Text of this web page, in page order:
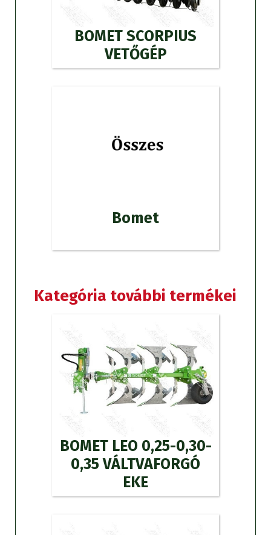
BOMET SCORPIUS
VETŐGÉP
Bomet
Kategória további termékei
BOMET LEO 0,25-0,30-
0,35 VÁLTVAFORGÓ
EKE